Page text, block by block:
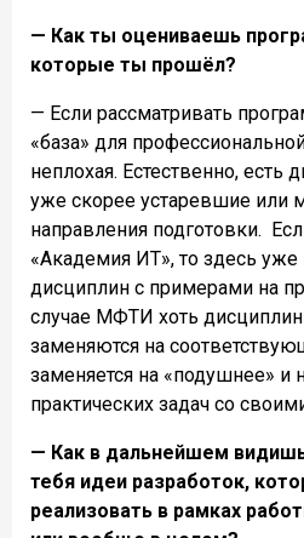
— Как ты оцениваешь
которые ты прошёл?
— Если рассматривать
«база» для
неплохая. Естественно, есть
уже скорее устаревшие или
направления подготовки.
«Академия ИТ», то здесь уже
дисциплин с примерами на
случае МФТИ хоть
заменяются на
заменяется на «подушнее» и
практических задач со
— Как в дальнейшем видишь
тебя идеи разработок,
реализовать в рамках